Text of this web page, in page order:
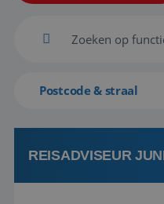
Postcode & straal
REISADVISEUR